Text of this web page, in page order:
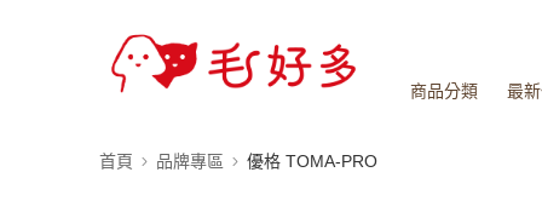
商品分類 最
首頁 品牌專區 優格 TOMA-PRO